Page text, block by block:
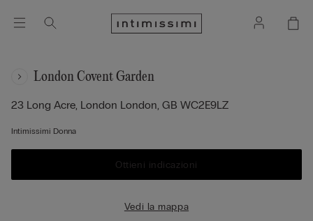
London Covent Garden
23 Long Acre, London London, GB WC2E9LZ
Intimissimi Donna
Ottieni indicazioni
Vedi la mappa